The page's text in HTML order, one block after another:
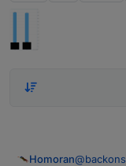
Homoran@backons